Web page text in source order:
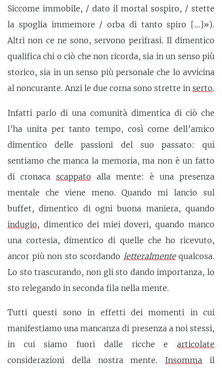
Siccome immobile, / dato il mortal sospiro, / stette
la spoglia immemore / orba di tanto spiro [...]»).
Altri non ce ne sono, servono perifrasi. Il dimentico
qualifica chi o ciò che non ricorda, sia in un senso più
storico, sia in un senso più personale che lo avvicina
al noncurante. Anzi le due corna sono strette in serto.
Infatti parlo di una comunità dimentica di ciò che
l’ha unita per tanto tempo, così come dell’amico
dimentico delle passioni del suo passato: qui
sentiamo che manca la memoria, ma non è un fatto
di cronaca scappato alla mente: è una presenza
mentale che viene meno. Quando mi lancio sul
buffet, dimentico di ogni buona maniera, quando
indugio, dimentico dei miei doveri, quando manco
una cortesia, dimentico di quelle che ho ricevuto,
ancor più non sto scordando letteralmentequalcosa.
Lo sto trascurando, non gli sto dando importanza, lo
sto relegando in seconda fila nella mente.
Tutti questi sono in effetti dei momenti in cui
manifestiamo una mancanza di presenza a noi stessi,
in cui siamo fuori dalle ricche e articolate
considerazioni della nostra mente. Insomma il